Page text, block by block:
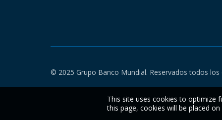
© 2025 Grupo Banco Mundial. Reservados todos los
This site uses cookies to optimize
this page, cookies will be placed